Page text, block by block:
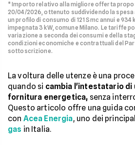
* Importo relativo alla migliore offerta
20/04/2026, ottenuto suddividendo la spesa
un profilo di consumo di 121 Smc annui e 934
impegnata 3 kW, comune Milano. Le tariffe
variazione a seconda dei consumi e della
condizioni economiche e contrattuali del
sottoscrizione.
La voltura delle utenze è una
quando si cambia l'intestatario di
fornitura energetica, senza
Questo articolo offre una guida
con Acea Energia, uno dei
gas in Italia.